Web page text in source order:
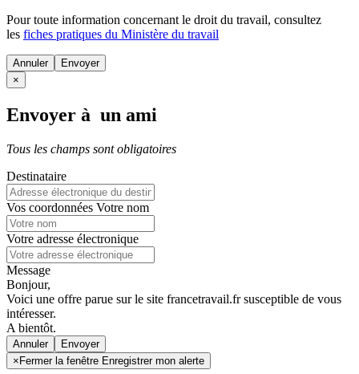
Pour toute information concernant le droit du travail, consultez
les fiches pratiques du Ministère du travail
Annuler
×
Envoyer à un ami
Tous les champs sont obligatoires
Destinataire
Vos coordonnées Votre nom
Votre adresse électronique
Message
Bonjour,
Voici une offre parue sur le site francetravail.fr susceptible de vous
intéresser.
A bientôt.
Annuler
×Fermer la fenêtre Enregistrer mon alerte